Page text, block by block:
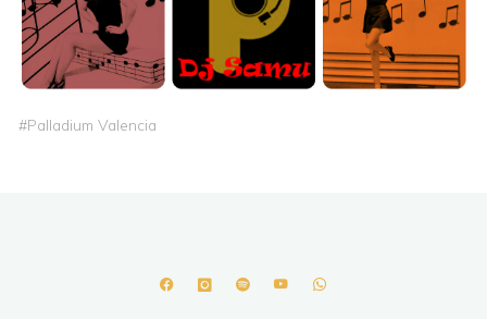
#Palladium Valencia